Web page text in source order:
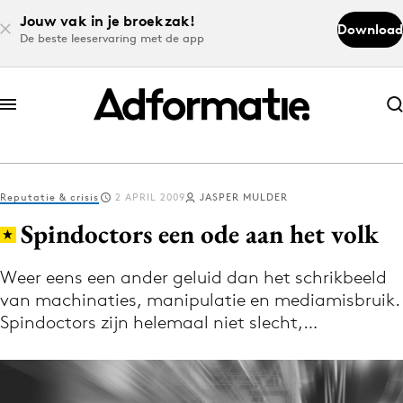
Jouw vak in je broekzak!
De beste leeservaring met de app
Download
Abonneer nu
Abonneer nu
Log in
Download de app
Volg het laatste nieuws via de Adformatie
Nieuws app
Reputatie & crisis 2 APRIL 2009 JASPER MULDER
Spindoctors een ode aan het volk
Weer eens een ander geluid dan het schrikbeeld
van machinaties, manipulatie en mediamisbruik.
Spindoctors zijn helemaal niet slecht,…